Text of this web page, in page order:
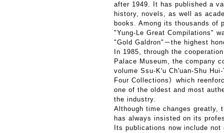
after 1949. It has published a
history, novels, as well as
books. Among its thousands of
"Yung-Le Great Compilations"
"Gold Galdron"－the highest
In 1985, through the
Palace Museum, the company
volume Ssu-K'u Ch'uan-Shu
Four Collections）which
one of the oldest and most
the industry.
Although time changes greatly,
has always insisted on its
Its publications now include not